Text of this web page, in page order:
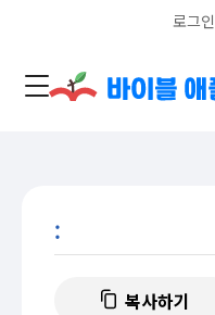
로그인
:
복사하기